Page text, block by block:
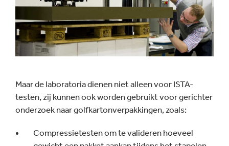
Maar de laboratoria dienen niet alleen voor ISTA-
testen, zij kunnen ook worden gebruikt voor gerichter
onderzoek naar golfkartonverpakkingen, zoals:
Compressietesten om te valideren hoeveel